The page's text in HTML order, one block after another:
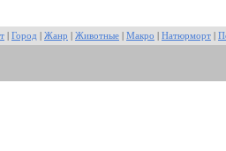
Город Жанр Животные Макро Натюрморт